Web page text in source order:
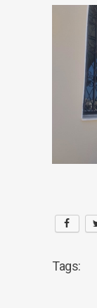
Tags: